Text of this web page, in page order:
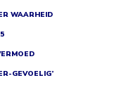
WAARHEID
GEVOELIG’